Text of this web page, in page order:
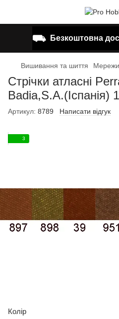
⛟ Безкоштовна
Вишивання та шиття
Стрічки атласні
Badia,S.A.(Іспанія)
Артикул: 8789 Написати відгук
3
Колір